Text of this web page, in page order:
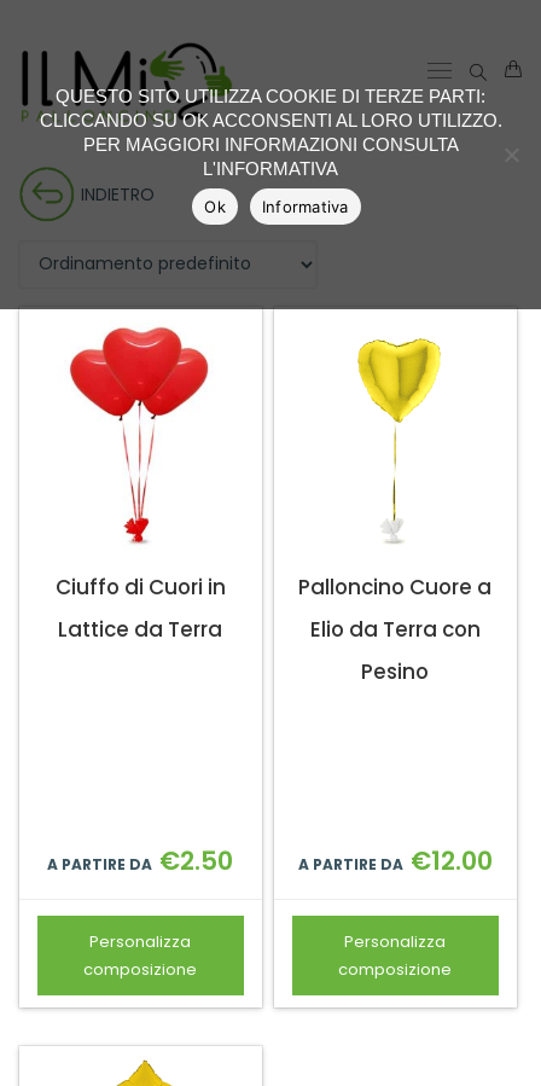
INDIETRO
Ciuffo di Cuori in
Lattice da Terra
A PARTIRE DA €2.50
Personalizza
composizione
Palloncino Cuore a
Elio da Terra con
Pesino
A PARTIRE DA €12.00
Personalizza
composizione
QUESTO SITO UTILIZZA COOKIE DI TERZE PARTI:
CLICCANDO SU OK ACCONSENTI AL LORO UTILIZZO.
PER MAGGIORI INFORMAZIONI CONSULTA
L'INFORMATIVA
Ok Informativa